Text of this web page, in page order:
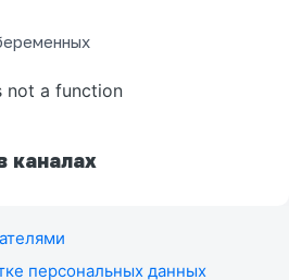
not a function
каналах
персональных данных